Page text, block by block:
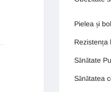
Pielea și
Rezistența
Sănătate
Sănătatea